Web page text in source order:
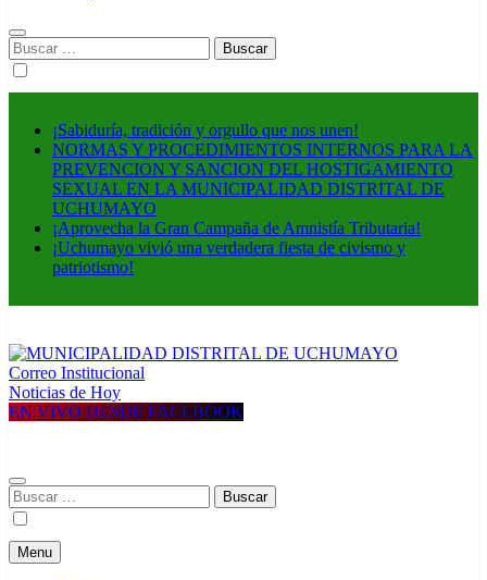
Buscar:
¡Sabiduría, tradición y orgullo que nos unen!
NORMAS Y PROCEDIMIENTOS INTERNOS PARA LA
PREVENCION Y SANCION DEL HOSTIGAMIENTO
SEXUAL EN LA MUNICIPALIDAD DISTRITAL DE
UCHUMAYO
¡Aprovecha la Gran Campaña de Amnistía Tributaria!
¡Uchumayo vivió una verdadera fiesta de civismo y
patriotismo!
MUNICIPALIDAD
Construyendo una nueva Historia
Correo Institucional
Noticias de Hoy
EN VIVO DESDE FACEBOOK
Buscar:
Menu